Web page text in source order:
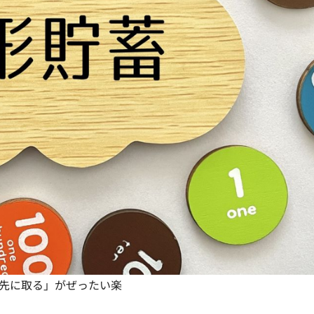
に取る」がぜったい楽